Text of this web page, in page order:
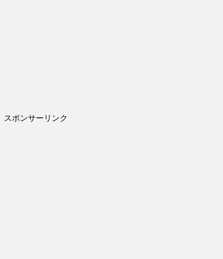
スポンサーリンク